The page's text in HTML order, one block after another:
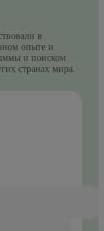
в
опыте и
и поиском
странах мира.